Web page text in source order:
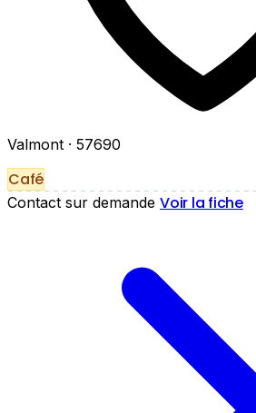
Valmont · 57690
Café
Contact sur demande Voir la fiche